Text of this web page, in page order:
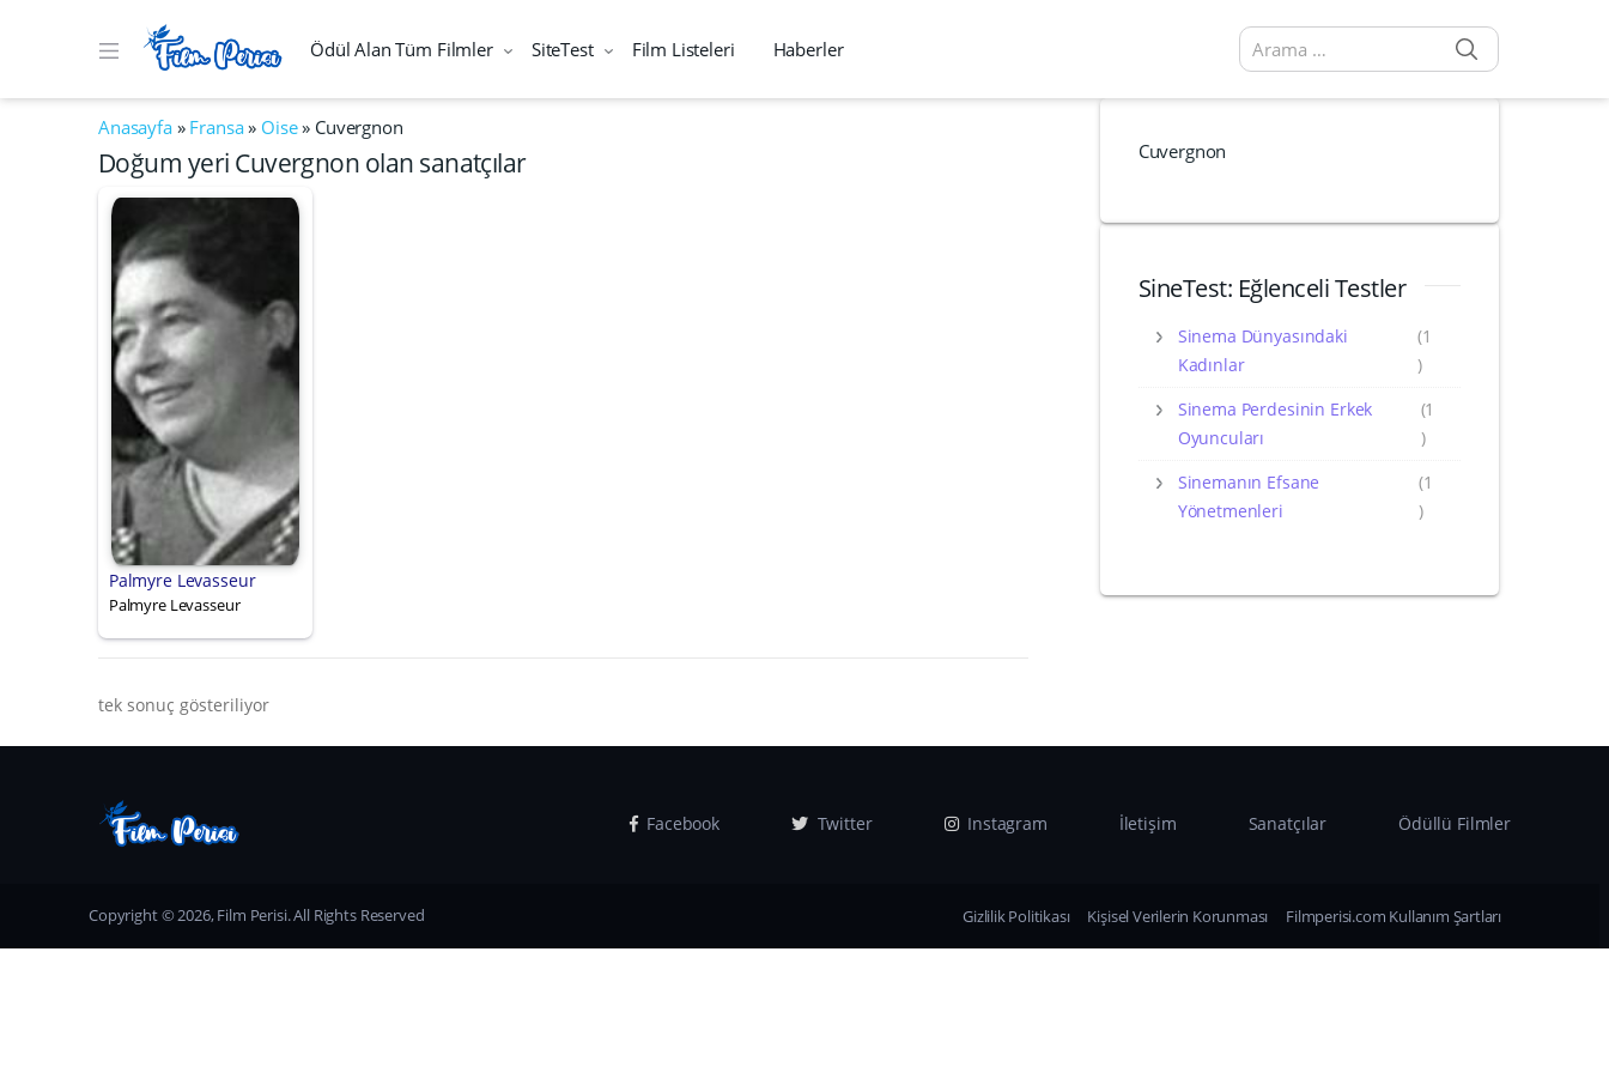
Ödül Alan Tüm Filmler SiteTest Film Listeleri Haberler
Arama sonuçları:
Anasayfa» Fransa» Oise» Cuvergnon
Doğum yeri Cuvergnon olan sanatçılar
Palmyre Levasseur
Palmyre Levasseur
tek sonuç gösteriliyor
Cuvergnon
SineTest: Eğlenceli Testler
Sinema Dünyasındaki
Kadınlar
(1
)
Sinema Perdesinin Erkek
Oyuncuları
(1
)
Sinemanın Efsane
Yönetmenleri
(1
)
Facebook Twitter Instagram İletişim Sanatçılar Ödüllü Filmler
Copyright © 2026, Film Perisi. All Rights Reserved Gizlilik Politikası Kişisel Verilerin Korunması Filmperisi.com Kullanım Şartları